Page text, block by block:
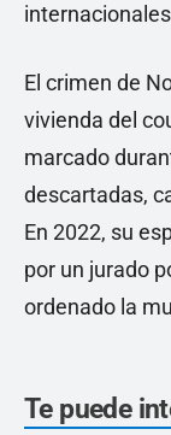
El crimen de
vivienda del
marcado
descartadas,
En 2022, su
por un jurado
ordenado la
Te puede